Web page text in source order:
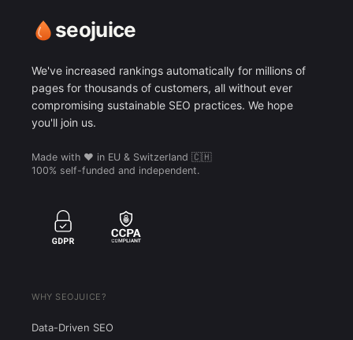
seojuice
We've increased rankings automatically for millions of
pages for thousands of customers, all without ever
compromising sustainable SEO practices. We hope
you'll join us.
Made with ❤️ in EU & Switzerland 🇨🇭
100% self-funded and independent.
WHY SEOJUICE?
Data-Driven SEO